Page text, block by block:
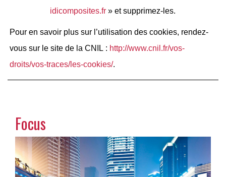
idicomposites.fr » et supprimez-les.
Pour en savoir plus sur l’utilisation des cookies, rendez-
vous sur le site de la CNIL : http://www.cnil.fr/vos-
droits/vos-traces/les-cookies/.
Focus